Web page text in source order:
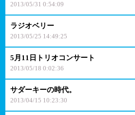
2013/05/31 0:54:09
ラジオベリー
2013/05/25 14:49:25
5月11日トリオコンサート
2013/05/18 0:02:36
サダーキーの時代。
2013/04/15 10:23:30